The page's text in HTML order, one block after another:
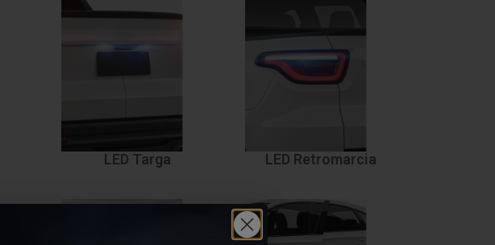
LED Targa LED Retromarcia